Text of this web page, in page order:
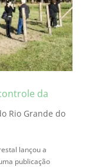
da
Rio Grande do
lançou a
publicação